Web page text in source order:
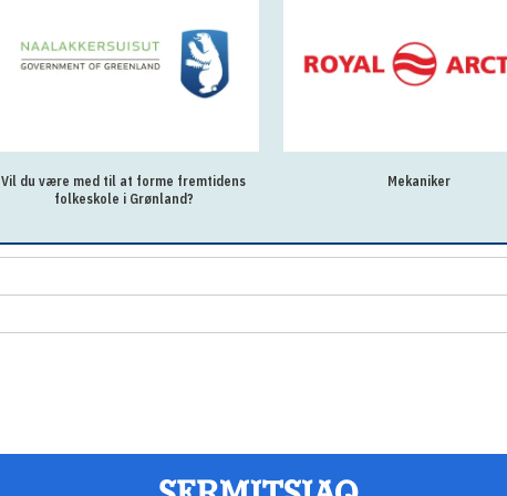
Vil du være med til at forme fremtidens
folkeskole i Grønland?
Mekaniker